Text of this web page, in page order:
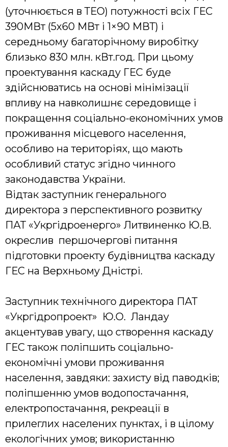
(уточнюється в ТЕО) потужності всіх ГЕС
390МВт (5х60 МВт і 1×90 МВТ) і
середньому багаторічному виробітку
близько 830 млн. кВт.год. При цьому
проектування каскаду ГЕС буде
здійснюватись на основі мінімізації
впливу на навколишнє середовище і
покращення соціально-економічних умов
проживання місцевого населення,
особливо на територіях, що мають
особливий статус згідно чинного
законодавства України.
Відтак заступник генерального
директора з перспективного розвитку
ПАТ «Укргідроенерго» Литвиненко Ю.В.
окреслив першочергові питання
підготовки проекту будівництва каскаду
ГЕС на Верхньому Дністрі.
Заступник технічного директора ПАТ
«Укргідропроект» Ю.О. Ландау
акцентував увагу, що створення каскаду
ГЕС також поліпшить соціально-
економічні умови проживання
населення, завдяки: захисту від паводків;
поліпшенню умов водопостачання,
електропостачання, рекреації в
прилеглих населених пунктах, і в цілому
екологічних умов; використанню